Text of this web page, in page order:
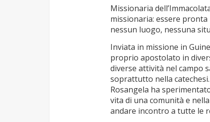
Missionaria
missionaria: essere
nessun luogo, nessuna
Inviata in missione in
proprio apostolato in
diverse attività nel campo
soprattutto nella
Rosangela ha
vita di una comunità e
andare incontro a tutte le